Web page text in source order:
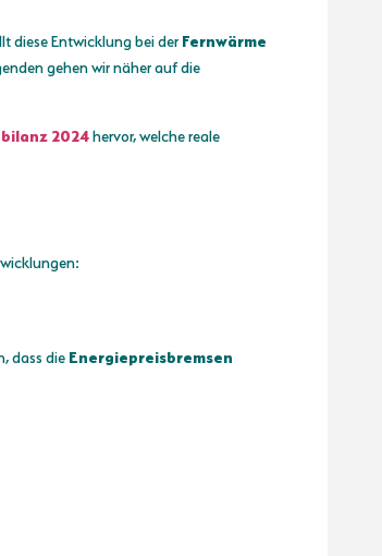
diese Entwicklung bei derFernwärme
gehen wir näher auf die
2024hervor, welche reale
dass die Energiepreisbremsen